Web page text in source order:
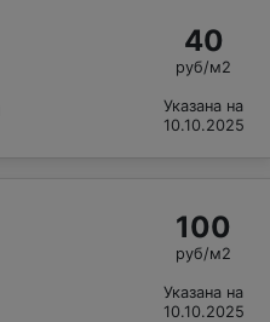
40
руб/м2
Указана на
10.10.2025
100
руб/м2
Указана на
10.10.2025